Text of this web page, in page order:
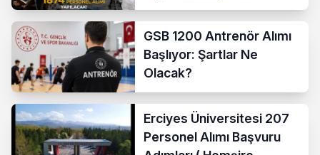
KPSS Ne Zaman?
GSB 1200 Antrenör Alımı
Başlıyor: Şartlar Ne
Olacak?
Erciyes Üniversitesi 207
Personel Alımı Başvuru